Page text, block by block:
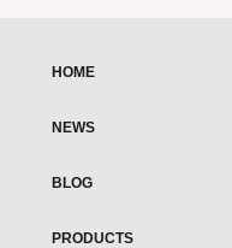
HOME
NEWS
BLOG
PRODUCTS